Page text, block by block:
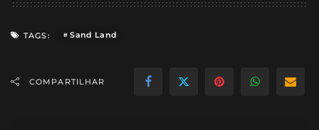
TAGS: Sand Land
COMPARTILHAR